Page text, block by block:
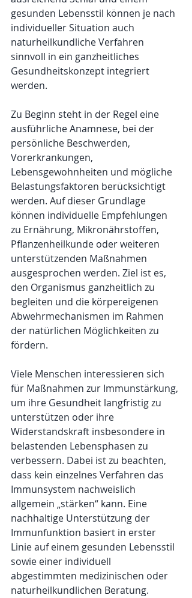
gesunden Lebensstil können je nach
individueller Situation auch
naturheilkundliche Verfahren
sinnvoll in ein ganzheitliches
Gesundheitskonzept integriert
werden.
Zu Beginn steht in der Regel eine
ausführliche Anamnese, bei der
persönliche Beschwerden,
Vorerkrankungen,
Lebensgewohnheiten und mögliche
Belastungsfaktoren berücksichtigt
werden. Auf dieser Grundlage
können individuelle Empfehlungen
zu Ernährung, Mikronährstoffen,
Pflanzenheilkunde oder weiteren
unterstützenden Maßnahmen
ausgesprochen werden. Ziel ist es,
den Organismus ganzheitlich zu
begleiten und die körpereigenen
Abwehrmechanismen im Rahmen
der natürlichen Möglichkeiten zu
fördern.
Viele Menschen interessieren sich
für Maßnahmen zur Immunstärkung,
um ihre Gesundheit langfristig zu
unterstützen oder ihre
Widerstandskraft insbesondere in
belastenden Lebensphasen zu
verbessern. Dabei ist zu beachten,
dass kein einzelnes Verfahren das
Immunsystem nachweislich
allgemein „stärken“ kann. Eine
nachhaltige Unterstützung der
Immunfunktion basiert in erster
Linie auf einem gesunden Lebensstil
sowie einer individuell
abgestimmten medizinischen oder
naturheilkundlichen Beratung.